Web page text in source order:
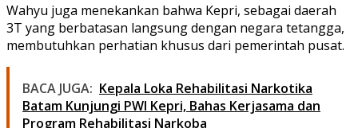
Wahyu juga menekankan bahwa Kepri, sebagai daerah
3T yang berbatasan langsung dengan negara tetangga,
membutuhkan perhatian khusus dari pemerintah pusat.
BACA JUGA: Kepala Loka Rehabilitasi Narkotika
Batam Kunjungi PWI Kepri, Bahas Kerjasama dan
Program Rehabilitasi Narkoba